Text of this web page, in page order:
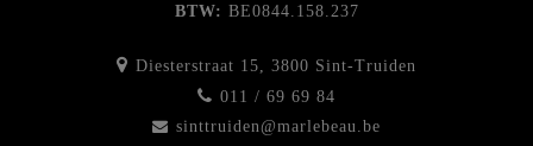
BTW: BE0844.158.237
Diesterstraat 15, 3800 Sint-Truiden
011 / 69 69 84
sinttruiden@marlebeau.be